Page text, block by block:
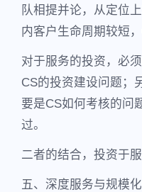
队相提并论，从定位
内客户生命周期较短
对于服务的投资，必
CS的投资建设问题；
要是CS如何考核的问
过。
二者的结合，投资于
五、深度服务与规模